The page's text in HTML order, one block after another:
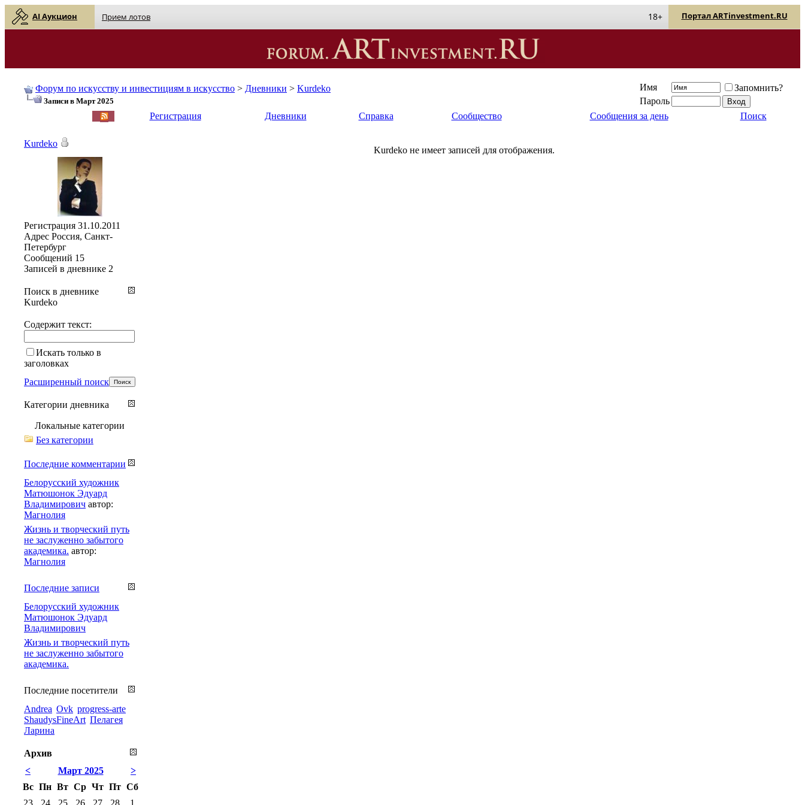
AI Аукцион Прием лотов Портал ARTinvestment.RU
18+
Форум по искусству и инвестициям в искусство > Дневники > Kurdeko
Записи в Март 2025
Имя
Запомнить?
Пароль
Регистрация Дневники Справка Сообщество Сообщения за день Поиск
Kurdeko не имеет записей для отображения.
Kurdeko
Регистрация 31.10.2011
Адрес Россия, Санкт-
Петербург
Сообщений 15
Записей в дневнике 2
Поиск в дневнике
Kurdeko
Содержит текст:
Искать только в
заголовках
Расширенный поиск
Категории дневника
Локальные категории
Без категории
Последние комментарии
Белорусский художник
Матюшонок Эдуард
Владимирович автор:
Магнолия
Жизнь и творческий путь
не заслуженно забытого
академика. автор:
Магнолия
Последние записи
Белорусский художник
Матюшонок Эдуард
Владимирович
Жизнь и творческий путь
не заслуженно забытого
академика.
Последние посетители
Andrea Ovk progress-arte
ShaudysFineArt Пелагея
Ларина
Архив
<
>
Март 2025
Вс Пн Вт Ср Чт Пт Сб
23
24 25 26 27 28 1